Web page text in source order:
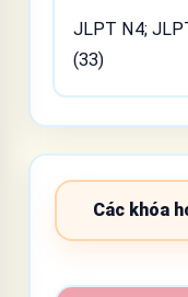
JLPT N4;
(33)
Các khóa